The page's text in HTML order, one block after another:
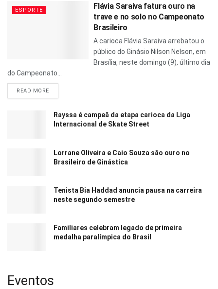
ESPORTE
Flávia Saraiva fatura ouro na
trave e no solo no Campeonato
Brasileiro
A carioca Flávia Saraiva arrebatou o
público do Ginásio Nilson Nelson, em
Brasília, neste domingo (9), último dia
do Campeonato...
READ MORE
Rayssa é campeã da etapa carioca da Liga
Internacional de Skate Street
Lorrane Oliveira e Caio Souza são ouro no
Brasileiro de Ginástica
Tenista Bia Haddad anuncia pausa na carreira
neste segundo semestre
Familiares celebram legado de primeira
medalha paralímpica do Brasil
Eventos